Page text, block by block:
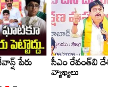
సీఎం రేవంత్‌వి దేశద్రోహ
వ్యాఖ్యలు